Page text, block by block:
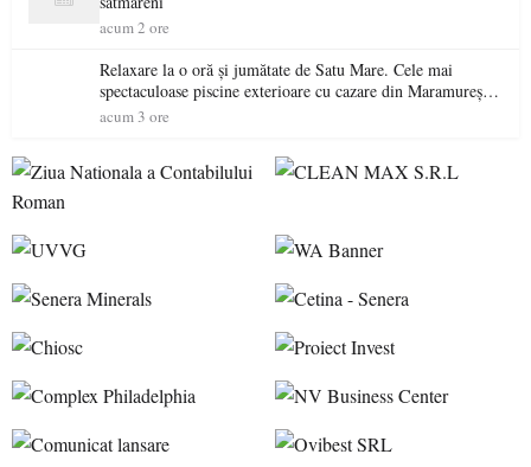
acum 2 ore
Relaxare la o oră și jumătate de Satu Mare. Cele mai
spectaculoase piscine exterioare cu cazare din Maramureș,
ideale pentru o escapadă de vară
acum 3 ore